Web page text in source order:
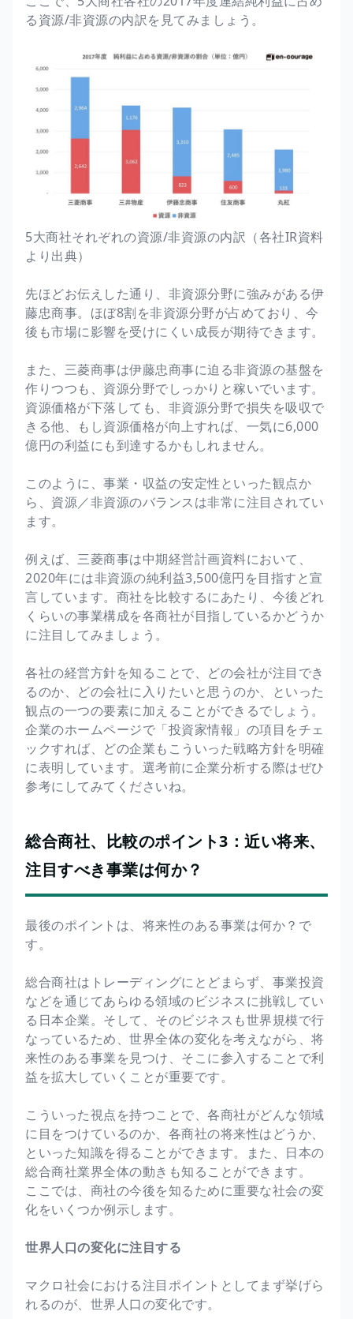
る資源/非資源の内訳を見てみましょう。
5大商社それぞれの資源/非資源の内訳（各社IR資料
より出典）
先ほどお伝えした通り、非資源分野に強みがある伊
藤忠商事。ほぼ8割を非資源分野が占めており、今
後も市場に影響を受けにくい成長が期待できます。
また、三菱商事は伊藤忠商事に迫る非資源の基盤を
作りつつも、資源分野でしっかりと稼いでいます。
資源価格が下落しても、非資源分野で損失を吸収で
きる他、もし資源価格が向上すれば、一気に6,000
億円の利益にも到達するかもしれません。
このように、事業・収益の安定性といった観点か
ら、資源／非資源のバランスは非常に注目されてい
ます。
例えば、三菱商事は中期経営計画資料において、
2020年には非資源の純利益3,500億円を目指すと宣
言しています。商社を比較するにあたり、今後どれ
くらいの事業構成を各商社が目指しているかどうか
に注目してみましょう。
各社の経営方針を知ることで、どの会社が注目でき
るのか、どの会社に入りたいと思うのか、といった
観点の一つの要素に加えることができるでしょう。
企業のホームページで「投資家情報」の項目をチェ
ックすれば、どの企業もこういった戦略方針を明確
に表明しています。選考前に企業分析する際はぜひ
参考にしてみてくださいね。
総合商社、比較のポイント3：近い将来、
注目すべき事業は何か？
最後のポイントは、将来性のある事業は何か？で
す。
総合商社はトレーディングにとどまらず、事業投資
などを通じてあらゆる領域のビジネスに挑戦してい
る日本企業。そして、そのビジネスも世界規模で行
なっているため、世界全体の変化を考えながら、将
来性のある事業を見つけ、そこに参入することで利
益を拡大していくことが重要です。
こういった視点を持つことで、各商社がどんな領域
に目をつけているのか、各商社の将来性はどうか、
といった知識を得ることができます。また、日本の
総合商社業界全体の動きも知ることができます。
ここでは、商社の今後を知るために重要な社会の変
化をいくつか例示します。
世界人口の変化に注目する
マクロ社会における注目ポイントとしてまず挙げら
れるのが、世界人口の変化です。